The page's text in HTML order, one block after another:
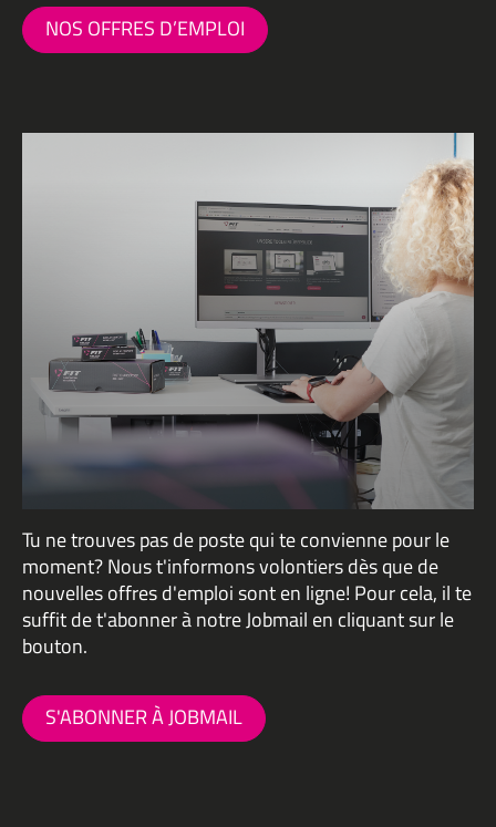
NOS OFFRES D’EMPLOI
Tu ne trouves pas de poste qui te convienne pour le
moment? Nous t'informons volontiers dès que de
nouvelles offres d'emploi sont en ligne! Pour cela, il te
suffit de t'abonner à notre Jobmail en cliquant sur le
bouton.
S'ABONNER À JOBMAIL